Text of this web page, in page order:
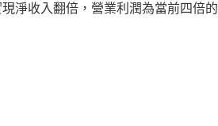
淨收入翻倍，營業利潤為當前四倍的